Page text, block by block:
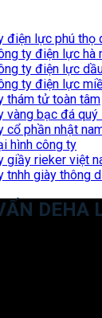
điện lực phú thọ
ty điện lực hà
ty điện lực
ty điện lực
thám tử toàn tâm
vàng bạc đá quý
cổ phần nhật
hình công ty
giầy rieker việt
tnhh giày thông
DEHA